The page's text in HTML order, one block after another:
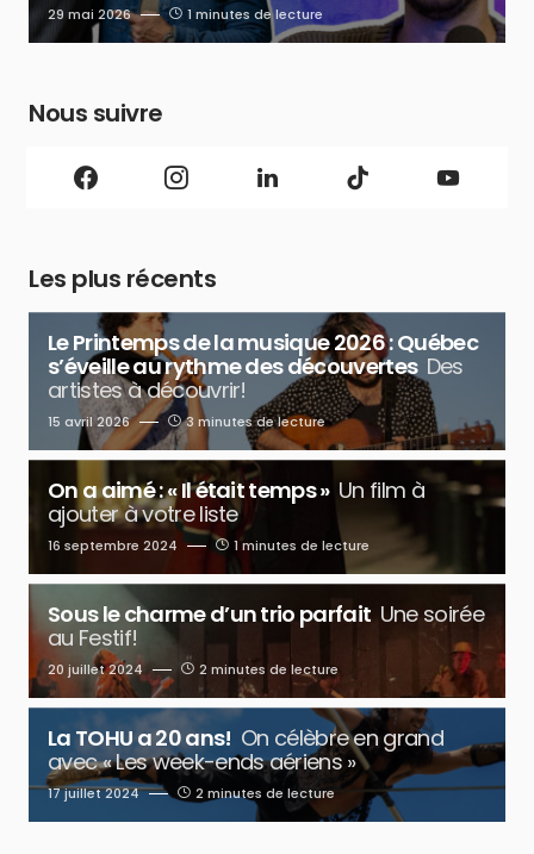
29 mai 2026 1 minutes de lecture
Nous suivre
Les plus récents
Le Printemps de la musique 2026 : Québec
s’éveille au rythme des découvertes Des
artistes à découvrir!
15 avril 2026 3 minutes de lecture
On a aimé : « Il était temps » Un film à
ajouter à votre liste
16 septembre 2024 1 minutes de lecture
Sous le charme d’un trio parfait Une soirée
au Festif!
20 juillet 2024 2 minutes de lecture
La TOHU a 20 ans! On célèbre en grand
avec « Les week-ends aériens »
17 juillet 2024 2 minutes de lecture